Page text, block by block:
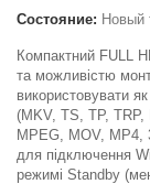
Состояние: Новый
Компактний FULL
та можливістю
використовувати
(MKV, TS, TP,
MPEG, MOV, MP4,
для підключення
режимі Standby